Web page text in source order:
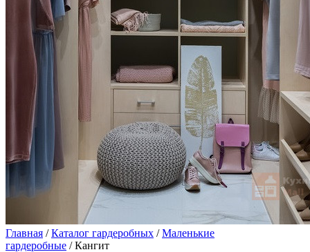
Главная /Каталог гардеробных /Маленькие
гардеробные / Кангит